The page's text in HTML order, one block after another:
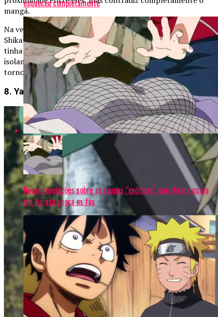
mangá.
Na versão original, Naruto só desenvolve amizade com
Shikamaru durante os Exames Chunin. Mostrar que ele já
tinha amigos na infância enfraquece seu arco de
isolamento, já que toda sua construção inicial gira em
torno da solidão e da necessidade de ser reconhecido.
8. Yagura atacando a Akatsuki
esqueceu completamente
Novas revelações sobre as roupas “exóticas” que Hinata usava
em Naruto choca os fãs